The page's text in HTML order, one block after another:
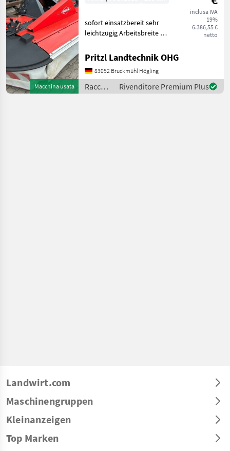
Macchina usata
inclusa IVA
19%
6.386,55 €
netto
sofort einsatzbereit sehr
leichtzügig Arbeitsbreite 2,
1000U/min. 4 Trommeln
Schnitthöhenverstellung 2
Federn für Entlastung
Gelenkwelle Falciatrici
Pritzl Landtechnik OHG
83052 Bruckmühl Högling
Raccolta
mangimi
Rivenditore Premium Plus
Landwirt.com
Maschinengruppen
Kleinanzeigen
Top Marken